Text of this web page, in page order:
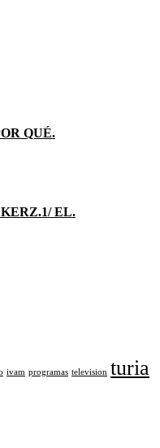
QUÉ.
EL.
ivam programas television turia